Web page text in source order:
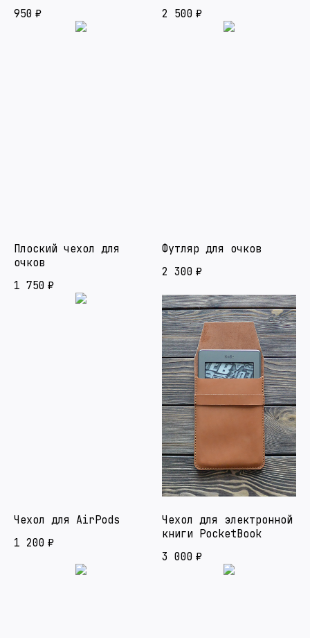
950 ₽
2 500 ₽
Плоский чехол для
очков
1 750 ₽
Футляр для очков
2 300 ₽
Чехол для AirPods
1 200 ₽
Чехол для электронной
книги PocketBook
3 000 ₽